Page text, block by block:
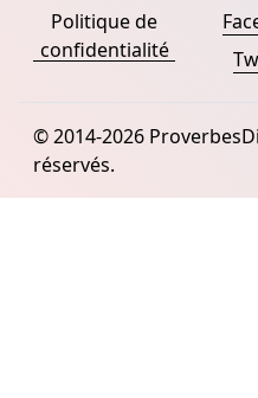
Politique de
confidentialité
© 2014-2026
réservés.